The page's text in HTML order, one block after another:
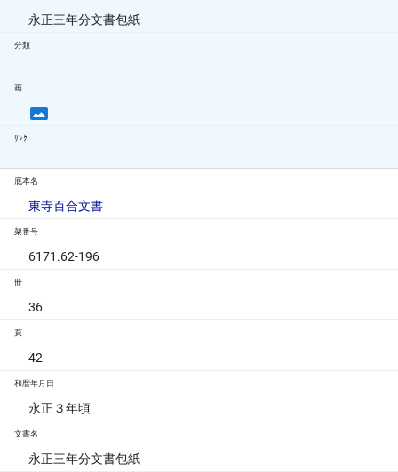
永正三年分文書包紙
分類
画
ﾘﾝｸ
底本名
東寺百合文書
架番号
6171.62-196
冊
36
頁
42
和暦年月日
永正３年頃
文書名
永正三年分文書包紙